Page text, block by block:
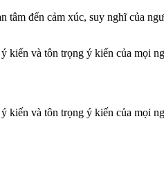
tâm đến cảm xúc, suy nghĩ của
kiến và tôn trọng ý kiến của mọi
kiến và tôn trọng ý kiến của mọi